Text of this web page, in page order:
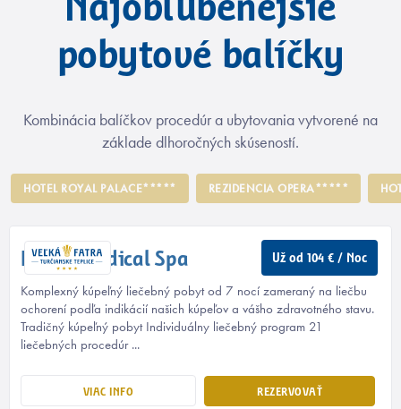
Najobľúbenejšie
pobytové balíčky
Kombinácia balíčkov procedúr a ubytovania vytvorené na
základe dlhoročných skúseností.
HOTEL ROYAL PALACE***** REZIDENCIA OPERA*****
Už od 104 € / Noc
Klasik Medical Spa
Komplexný kúpeľný liečebný pobyt od 7 nocí zameraný na liečbu
ochorení podľa indikácií našich kúpeľov a vášho zdravotného stavu.
Tradičný kúpeľný pobyt Individuálny liečebný program 21
liečebných procedúr ...
VIAC INFO REZERVOVAŤ